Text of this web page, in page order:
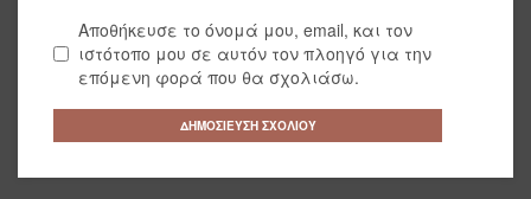
Αποθήκευσε το όνομά μου, email, και τον
ιστότοπο μου σε αυτόν τον πλοηγό για την
επόμενη φορά που θα σχολιάσω.